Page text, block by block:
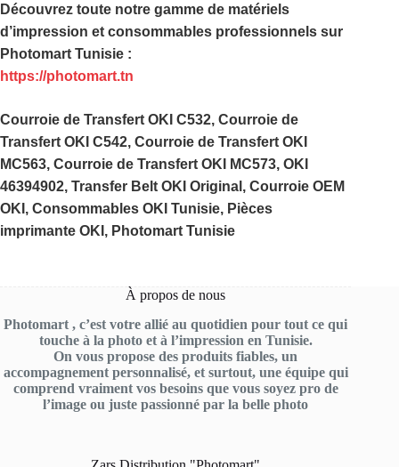
Découvrez toute notre gamme de matériels
d’impression et consommables professionnels sur
Photomart Tunisie :
https://photomart.tn
Courroie de Transfert OKI C532, Courroie de
Transfert OKI C542, Courroie de Transfert OKI
MC563, Courroie de Transfert OKI MC573, OKI
46394902, Transfer Belt OKI Original, Courroie OEM
OKI, Consommables OKI Tunisie, Pièces
imprimante OKI, Photomart Tunisie
À propos de nous
Photomart , c’est votre allié au quotidien pour tout ce qui
touche à la photo et à l’impression en Tunisie.
On vous propose des produits fiables, un
accompagnement personnalisé, et surtout, une équipe qui
comprend vraiment vos besoins que vous soyez pro de
l’image ou juste passionné par la belle photo